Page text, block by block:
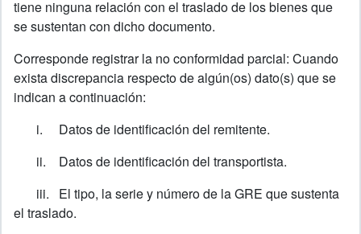
tiene ninguna relación con el traslado de los bienes que
se sustentan con dicho documento.
Corresponde registrar la no conformidad parcial: Cuando
exista discrepancia respecto de algún(os) dato(s) que se
indican a continuación:
i.
Datos de identificación del remitente.
ii.
Datos de identificación del transportista.
iii.
El tipo, la serie y número de la GRE que sustenta
el traslado.